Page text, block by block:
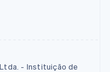
- Instituição de